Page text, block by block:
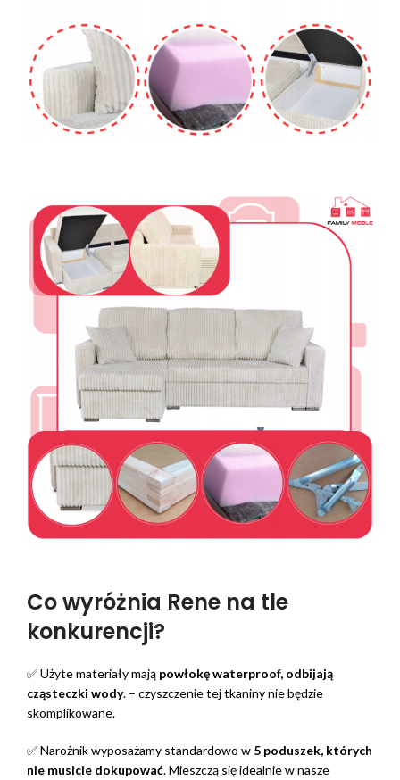
Co wyróżnia Rene na tle
konkurencji?
✅ Użyte materiały mają powłokę waterproof, odbijają
cząsteczki wody. – czyszczenie tej tkaniny nie będzie
skomplikowane.
✅ Narożnik wyposażamy standardowo w 5 poduszek, których
nie musicie dokupować. Mieszczą się idealnie w nasze